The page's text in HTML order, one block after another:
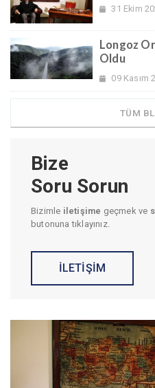
31 Ekim
Longoz
Oldu
09 Kasım
TÜM
Bize
Soru Sorun
Bizimle iletişime geçmek ve
butonuna tıklayınız.
İLETİŞİM